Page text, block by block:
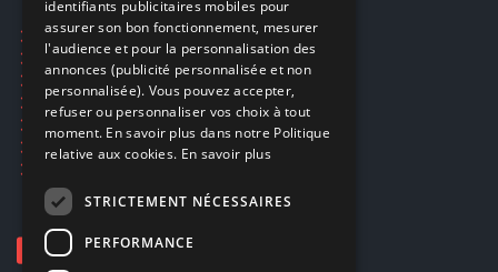
Ecogaming
Expédition & retours
Confidentialité
Conditions générales
EA Sport UFC 6
Call of Duty: Modern Warfare 4
Rachat et revente de jeux en cash
ENGLISH
identifiants publicitaires mobiles pour
assurer son bon fonctionnement, mesurer
l'audience et pour la personnalisation des
annonces (publicité personnalisée et non
personnalisée). Vous pouvez accepter,
refuser ou personnaliser vos choix à tout
moment. En savoir plus dans notre Politique
relative aux cookies. En savoir plus
STRICTEMENT NÉCESSAIRES
PERFORMANCE